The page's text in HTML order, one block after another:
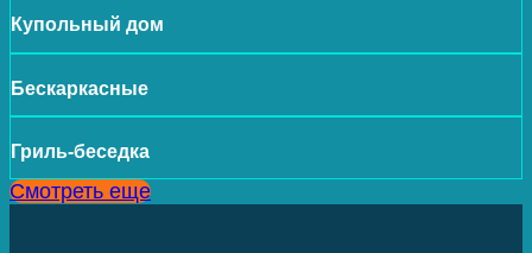
Купольный дом
Бескаркасные
Гриль-беседка
Смотреть еще